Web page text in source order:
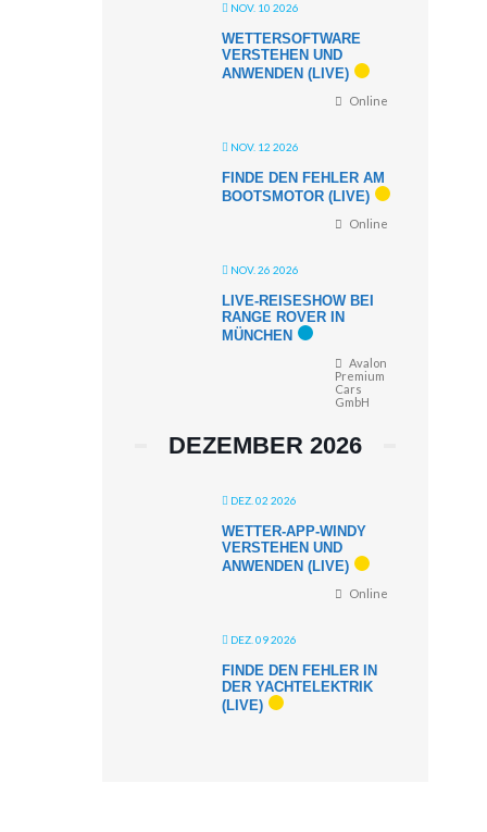
NOV. 10 2026
WETTERSOFTWARE
VERSTEHEN UND
ANWENDEN (LIVE)
Online
NOV. 12 2026
FINDE DEN FEHLER AM
BOOTSMOTOR (LIVE)
Online
NOV. 26 2026
LIVE-REISESHOW BEI
RANGE ROVER IN
MÜNCHEN
Avalon
Premium
Cars
GmbH
DEZEMBER 2026
DEZ. 02 2026
WETTER-APP-WINDY
VERSTEHEN UND
ANWENDEN (LIVE)
Online
DEZ. 09 2026
FINDE DEN FEHLER IN
DER YACHTELEKTRIK
(LIVE)